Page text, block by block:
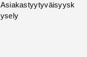
Asiakastyytyväisyysk
ysely